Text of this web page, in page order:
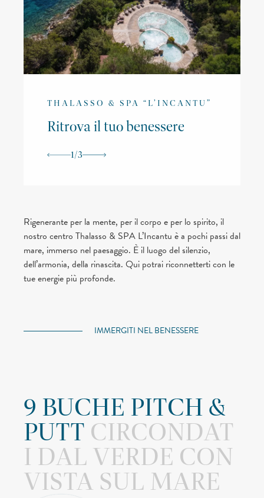
THALASSO & SPA “L’INCANTU”
Ritrova il tuo benessere
1/3
Rigenerante per la mente, per il corpo e per lo spirito, il
nostro centro Thalasso & SPA L’Incantu è a pochi passi dal
mare, immerso nel paesaggio. È il luogo del silenzio,
dell’armonia, della rinascita. Qui potrai riconnetterti con le
tue energie più profonde.
IMMERGITI NEL BENESSERE
9 BUCHE PITCH &
PUTT CIRCONDAT
I DAL VERDE CON
VISTA SUL MARE